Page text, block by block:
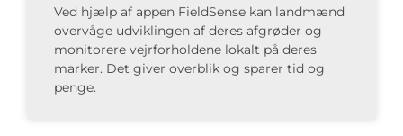
Ved hjælp af appen FieldSense kan landmænd
overvåge udviklingen af deres afgrøder og
monitorere vejrforholdene lokalt på deres
marker. Det giver overblik og sparer tid og
penge.